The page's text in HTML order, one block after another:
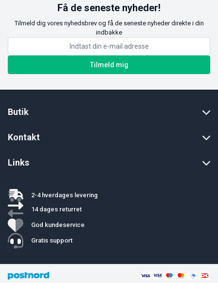
Få de seneste nyheder!
Tilmeld dig vores nyhedsbrev og få de seneste nyheder direkte i din
indbakke
Tilmeld mig
Butik
Kontakt
Links
2-4 hverdages levering
14 dages returret
God kundeservice
Gratis support